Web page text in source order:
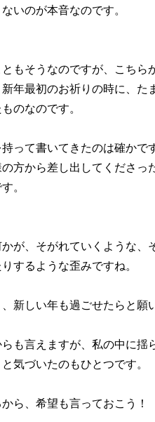
いのが本音なのです。
もそうなのですが、こち
年最初のお祈りの時に、た
のなのです。
って書いてきたのは確かです
方から差し出してくださ
。
が、そがれていくような、
するような歪みですね。
新しい年も過ごせたらと願
も言えますが、私の中に
気づいたのもひとつです。
ら、希望も言っておこう！